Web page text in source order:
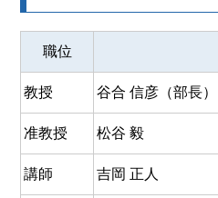
職位
教授 谷合 信彦（部長）
准教授 松谷 毅
講師 吉岡 正人